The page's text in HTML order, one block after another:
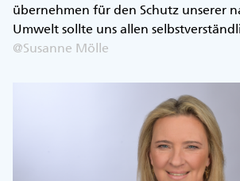
übernehmen für den Schutz unserer
Umwelt sollte uns allen
@Susanne Mölle